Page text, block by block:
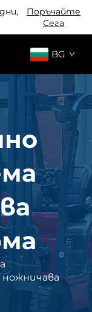
Поръчайте
Сега
BG